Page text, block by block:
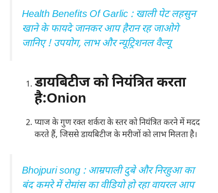
Health Benefits Of Garlic : खाली पेट लहसुन
खाने के फायदे जानकर आप हैरान रह जाओगे
जानिए ! उपयोग, लाभ और न्यूट्रिशनल वैल्यू
डायबिटीज को नियंत्रित करता
है:Onion
प्याज के गुण रक्त शर्करा के स्तर को नियंत्रित करने में मदद
करते हैं, जिससे डायबिटीज के मरीजों को लाभ मिलता है।
Bhojpuri song : आम्रपाली दुबे और निरहुआ का
बंद कमरे में रोमांस का वीडियो हो रहा वायरल आप